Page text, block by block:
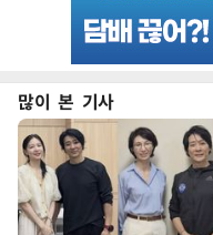
많이 본 기사